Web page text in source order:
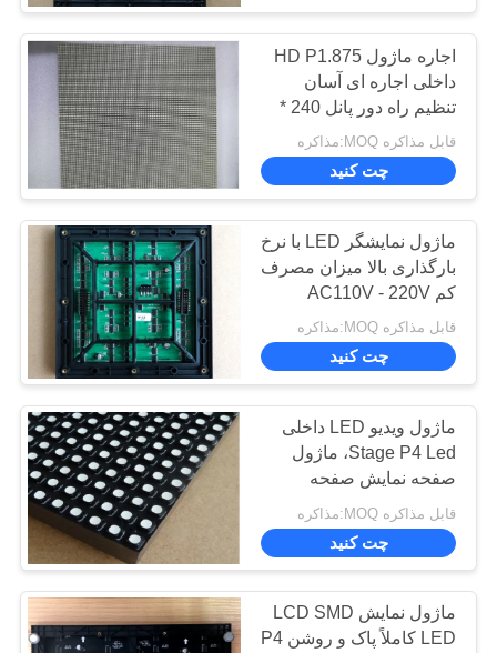
الان
چت
BAIDU
نقشه
سایت
سیاست
حفظ
حریم
خصوصی
صفحه نمایش صفحه
نمایش در فضای باز
دیوار ویدئویی LED
داخلی
35
سرویس جلو
15
اجاره ماژول HD P1.875
داخلی اجاره ای آسان
تنظیم راه دور پانل 240 *
240mm 1000 نیت
روشنایی
قابل مذاکره MOQ:مذاکره
چت کنید
ماژول نمایشگر LED با نرخ
بارگذاری بالا میزان مصرف
کم AC110V - 220V
قابل مذاکره MOQ:مذاکره
چت کنید
ماژول ویدیو LED داخلی
Stage P4 Led، ماژول
صفحه نمایش صفحه
نمایش بسیار پیشرفته
قابل مذاکره MOQ:مذاکره
چت کنید
ماژول نمایش LCD SMD
LED کاملاً پاک و روشن P4